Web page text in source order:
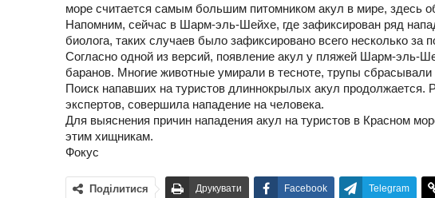
море считается самым большим питомником акул в мире, здесь
Напомним, сейчас в Шарм-эль-Шейхе, где зафиксирован ряд
биолога, таких случаев было зафиксировано всего несколько за
Согласно одной из версий, появление акул у пляжей Шарм-эль-
баранов. Многие животные умирали в тесноте, трупы
Поиск напавших на туристов длиннокрылых акул
экспертов, совершила нападение на человека.
Для выяснения причин нападения акул на туристов в Красном
этим хищникам.
Фокус
Поділитися Друкувати Facebook Telegram